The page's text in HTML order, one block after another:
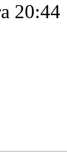
20:44